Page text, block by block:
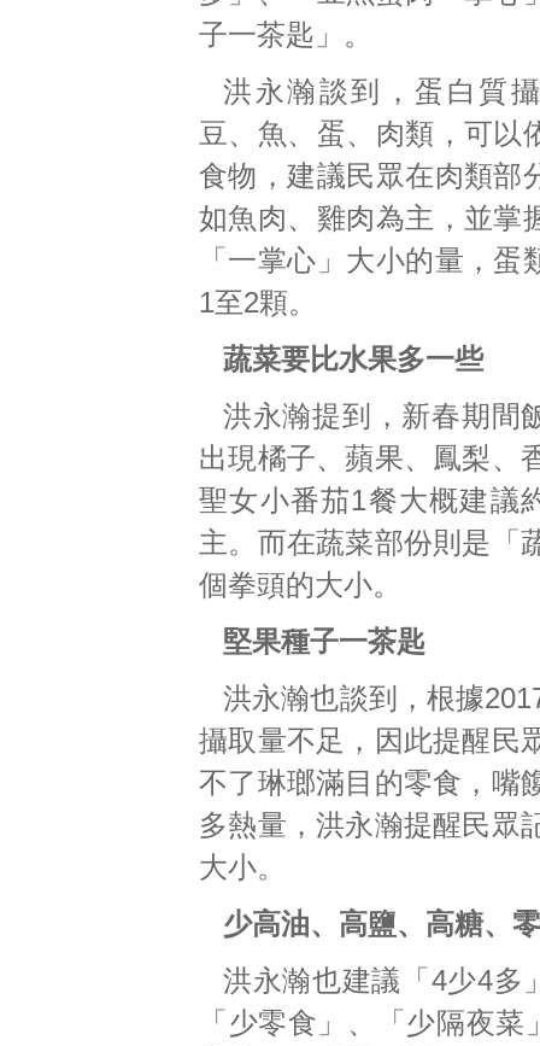
子一茶匙」。
洪永瀚談到，蛋白質
豆、魚、蛋、肉類，可以
食物，建議民眾在肉類部
如魚肉、雞肉為主，並掌
「一掌心」大小的量，蛋
1至2顆。
蔬菜要比水果多一些
洪永瀚提到，新春期間
出現橘子、蘋果、鳳梨、
聖女小番茄1餐大概建議
主。而在蔬菜部份則是「
個拳頭的大小。
堅果種子一茶匙
洪永瀚也談到，根據
攝取量不足，因此提醒民
不了琳瑯滿目的零食，嘴
多熱量，洪永瀚提醒民眾
大小。
少高油、高鹽、高糖、
洪永瀚也建議「4少4多
「少零食」、「少隔夜